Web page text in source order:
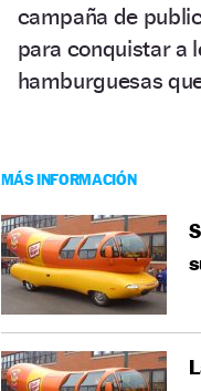
campaña de
para conquistar a
hamburguesas
MÁS INFORMACIÓN